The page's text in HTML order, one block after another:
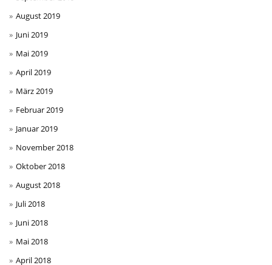
August 2019
Juni 2019
Mai 2019
April 2019
März 2019
Februar 2019
Januar 2019
November 2018
Oktober 2018
August 2018
Juli 2018
Juni 2018
Mai 2018
April 2018